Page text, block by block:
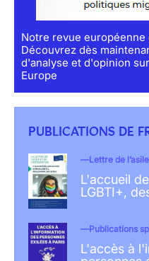
Notre revue européenne
Découvrez dès
d'analyse et d'opinion
Europe
PUBLICATIONS DE
Lettre de
L'accueil
LGBTI+,
Publications
L'accès à